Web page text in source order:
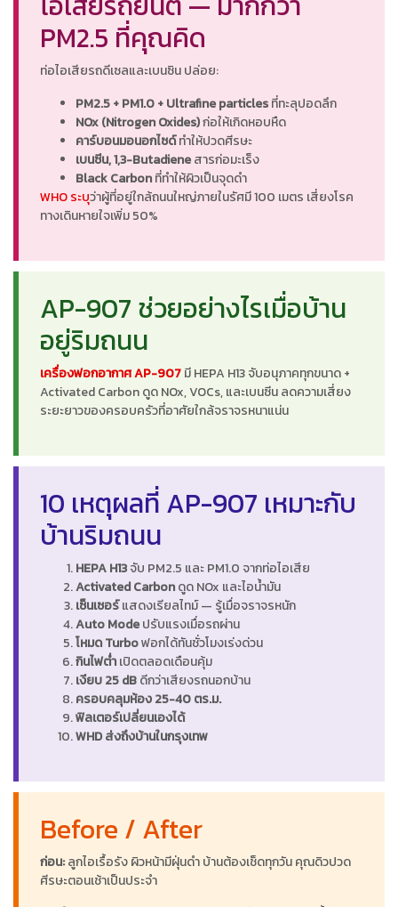
PM2.5 ที่คุณคิด
ท่อไอเสียรถดีเซลและเบนซิน ปล่อย:
PM2.5 + PM1.0 + Ultrafine particlesที่ทะลุปอดลึก
NOx (Nitrogen Oxides)ก่อให้เกิดหอบหืด
คาร์บอนมอนอกไซด์ทำให้ปวดศีรษะ
เบนซีน, 1,3-Butadieneสารก่อมะเร็ง
Black Carbonที่ทำให้ผิวเป็นจุดดำ
WHO ระบุว่าผู้ที่อยู่ใกล้ถนนใหญ่ภายในรัศมี 100 เมตร เสี่ยงโรค
ทางเดินหายใจเพิ่ม 50%
AP-907 ช่วยอย่างไรเมื่อบ้าน
อยู่ริมถนน
เครื่องฟอกอากาศ AP-907มี HEPA H13 จับอนุภาคทุกขนาด +
Activated Carbon ดูด NOx, VOCs, และเบนซีน ลดความเสี่ยง
ระยะยาวของครอบครัวที่อาศัยใกล้จราจรหนาแน่น
10 เหตุผลที่ AP-907 เหมาะกับ
บ้านริมถนน
HEPA H13จับ PM2.5 และ PM1.0 จากท่อไอเสีย
Activated Carbonดูด NOx และไอน้ำมัน
เซ็นเซอร์แสดงเรียลไทม์ — รู้เมื่อจราจรหนัก
Auto Modeปรับแรงเมื่อรถผ่าน
โหมด Turboฟอกได้ทันชั่วโมงเร่งด่วน
กินไฟต่ำเปิดตลอดเดือนคุ้ม
เงียบ 25 dBดีกว่าเสียงรถนอกบ้าน
ครอบคลุมห้อง 25-40 ตร.ม.
ฟิลเตอร์เปลี่ยนเองได้
WHD ส่งถึงบ้านในกรุงเทพ
Before / After
ก่อน:ลูกไอเรื้อรัง ผิวหน้ามีฝุ่นดำ บ้านต้องเช็ดทุกวัน คุณดิวปวด
ศีรษะตอนเช้าเป็นประจำ